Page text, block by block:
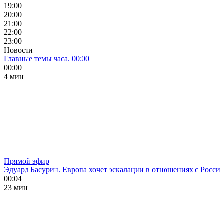
19:00
20:00
21:00
22:00
23:00
Новости
Главные темы часа. 00:00
00:00
4 мин
Прямой эфир
Эдуард Басурин. Европа хочет эскалации в отношениях с
00:04
23 мин